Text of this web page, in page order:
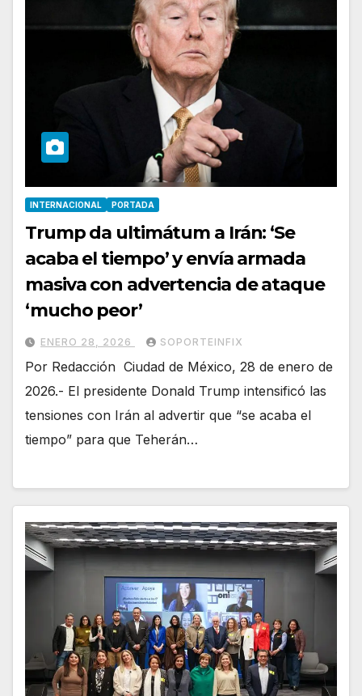
INTERNACIONAL PORTADA
Trump da ultimátum a Irán: ‘Se
acaba el tiempo’ y envía armada
masiva con advertencia de ataque
‘mucho peor’
ENERO 28, 2026 SOPORTEINFIX
Por Redacción Ciudad de México, 28 de enero de
2026.- El presidente Donald Trump intensificó las
tensiones con Irán al advertir que “se acaba el
tiempo” para que Teherán…